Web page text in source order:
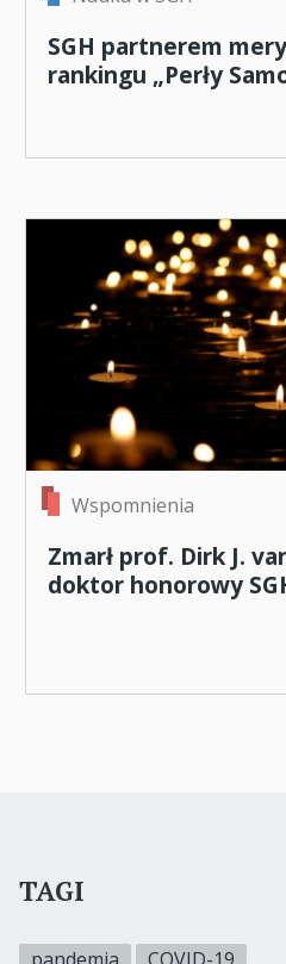
SGH partnerem
rankingu „Perły
Wspomnienia
Zmarł prof. Dirk J.
doktor honorowy
TAGI